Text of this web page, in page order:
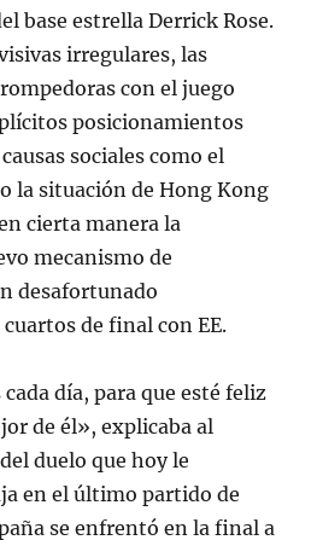
base estrella Derrick Rose.
irregulares, las
con el juego
posicionamientos
sociales como el
la situación de Hong Kong
cierta manera la
mecanismo de
desafortunado
de final con EE.
día, para que esté feliz
de él», explicaba al
duelo que hoy le
en el último partido de
se enfrentó en la final a